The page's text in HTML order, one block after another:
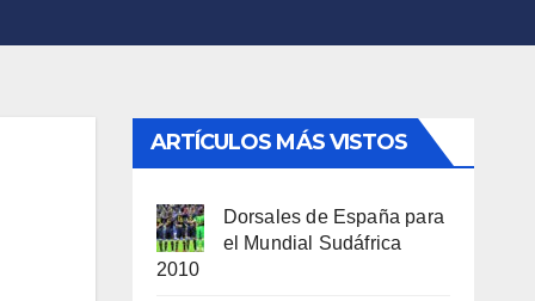
ARTÍCULOS MÁS VISTOS
Dorsales de España para
el Mundial Sudáfrica
2010